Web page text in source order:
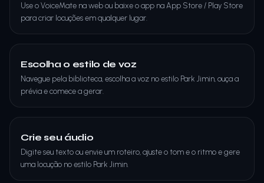
Use o VoiceMate na web ou baixe o app na App Store / Play Store
para criar locuções em qualquer lugar.
Escolha o estilo de voz
Navegue pela biblioteca, escolha a voz no estilo Park Jimin, ouça a
prévia e comece a gerar.
Crie seu áudio
Digite seu texto ou envie um roteiro, ajuste o tom e o ritmo e gere
uma locução no estilo Park Jimin.